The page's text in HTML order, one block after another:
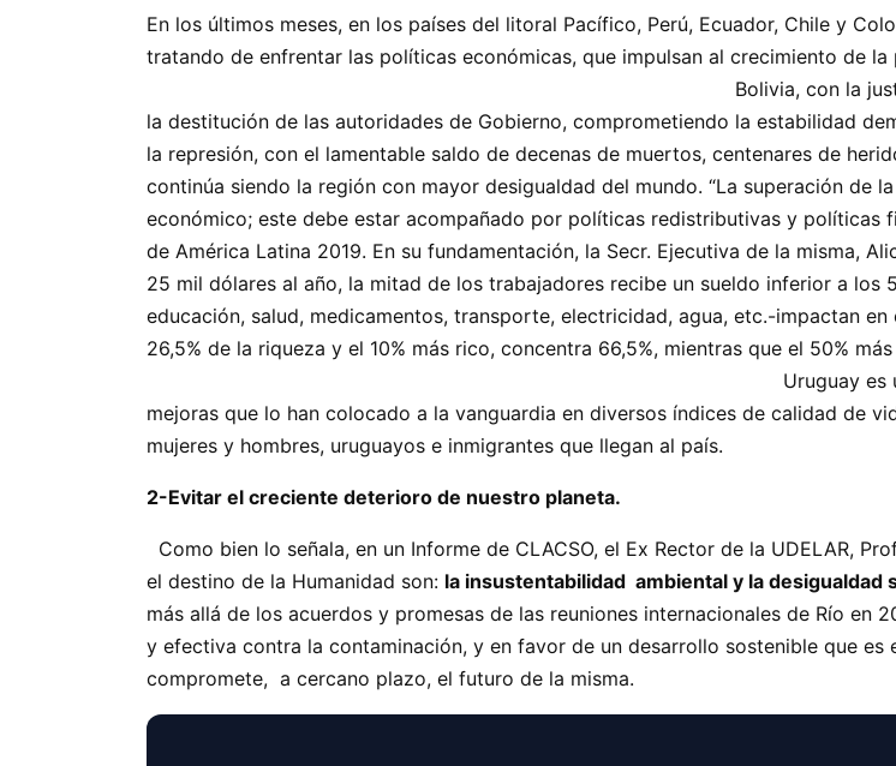
En los últimos meses, en los países del litoral Pacífico, Perú, Ecuador, Chile y
tratando de enfrentar las políticas económicas, que impulsan al
Bolivia, con la justificación de alteración de
la destitución de las autoridades de Gobierno, comprometiendo la estabilidad
la represión, con el lamentable saldo de decenas de muertos,
continúa siendo la región con mayor desigualdad del mundo. “La superación de
económico; este debe estar acompañado por políticas redistributivas y políticas
de América Latina 2019. En su fundamentación, la Secr. Ejecutiva de la misma,
25 mil dólares al año, la mitad de los trabajadores recibe un sueldo inferior a
educación, salud, medicamentos, transporte, electricidad, agua, etc.-impactan
26,5% de la riqueza y el 10% más rico, concentra 66,5%, mientras que el
Uruguay es uno de los pocos países de
mejoras que lo han colocado a la vanguardia en diversos índices de calidad de
mujeres y hombres, uruguayos e inmigrantes que llegan al país.
2-Evitar el creciente deterioro de nuestro planeta.
Como bien lo señala, en un Informe de CLACSO, el Ex Rector de la UDELAR,
el destino de la Humanidad son: la insustentabilidad ambiental y la
más allá de los acuerdos y promesas de las reuniones internacionales de Río en
y efectiva contra la contaminación, y en favor de un desarrollo sostenible que
compromete, a cercano plazo, el futuro de la misma.